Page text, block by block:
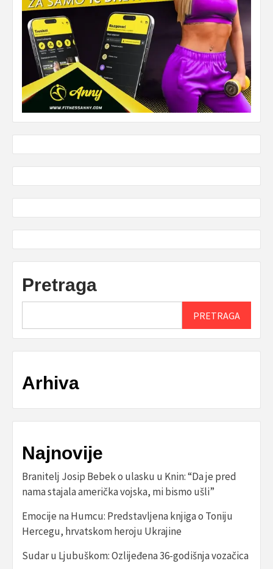
Pretraga
PRETRAGA
Arhiva
Najnovije
Branitelj Josip Bebek o ulasku u Knin: “Da je pred
nama stajala američka vojska, mi bismo ušli”
Emocije na Humcu: Predstavljena knjiga o Toniju
Hercegu, hrvatskom heroju Ukrajine
Sudar u Ljubuškom: Ozlijeđena 36-godišnja vozačica